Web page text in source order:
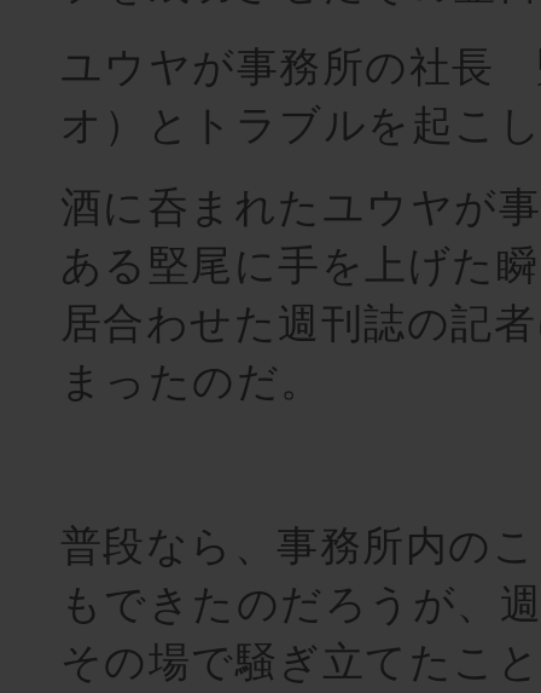
ユウヤが事務所の社長
オ）とトラブルを起こ
酒に呑まれたユウヤが
ある堅尾に手を上げた
居合わせた週刊誌の記
まったのだ。
普段なら、事務所内の
もできたのだろうが、
その場で騒ぎ立てたこ